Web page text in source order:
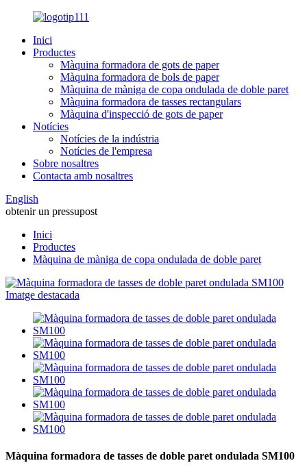
Inici
Productes
Màquina formadora de gots de paper
Màquina formadora de bols de paper
Màquina de màniga de copa ondulada de doble paret
Màquina formadora de tasses rectangulars
Màquina d'inspecció de gots de paper
Notícies
Notícies de la indústria
Notícies de l'empresa
Sobre nosaltres
Contacta amb nosaltres
English
obtenir un pressupost
Inici
Productes
Màquina de màniga de copa ondulada de doble paret
Màquina formadora de tasses de doble paret ondulada SM100